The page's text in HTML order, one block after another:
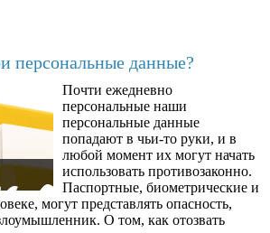
персональные данные?
Почти ежедневно
персональные наши
персональные данные
попадают в чьи-то руки, и в
любой момент их могут начать
использовать противозаконно.
Паспортные, биометрические и
могут представлять опасность,
О том, как отозвать